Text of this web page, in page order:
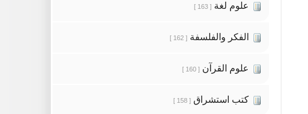
علوم لغة [ 163 ]
الفكر والفلسفة [ 162 ]
علوم القرآن [ 160 ]
كتب استشراق [ 158 ]